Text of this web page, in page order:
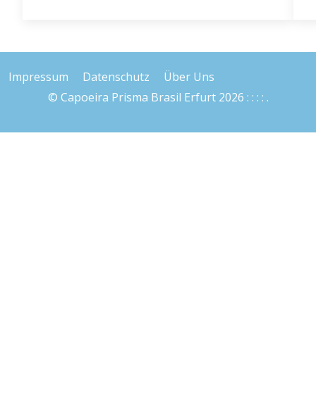
Impressum Datenschutz
Über Uns
© Capoeira Prisma Brasil Erfurt 2026 : : : : .